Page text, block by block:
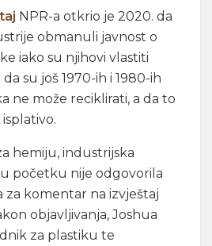
NPR-a otkrio je 2020. da
obmanuli javnost o
iako su njihovi vlastiti
su još 1970-ih i 1980-ih
ne može reciklirati, a da to
hemiju, industrijska
početku nije odgovorila
za komentar na izvještaj
objavljivanja, Joshua
za plastiku te